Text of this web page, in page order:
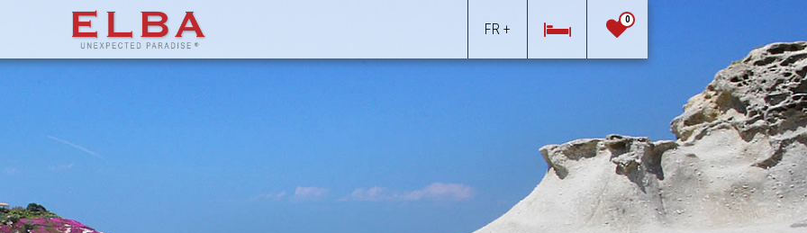
FR +
0